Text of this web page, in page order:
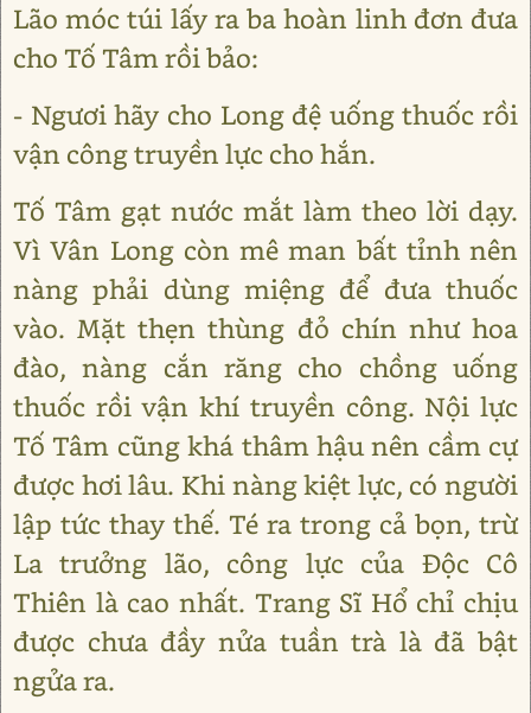
Lão móc túi lấy ra ba hoàn linh đơn đưa
cho Tố Tâm rồi bảo:
- Ngươi hãy cho Long đệ uống thuốc rồi
vận công truyền lực cho hắn.
Tố Tâm gạt nước mắt làm theo lời dạy.
Vì Vân Long còn mê man bất tỉnh nên
nàng phải dùng miệng để đưa thuốc
vào. Mặt thẹn thùng đỏ chín như hoa
đào, nàng cắn răng cho chồng uống
thuốc rồi vận khí truyền công. Nội lực
Tố Tâm cũng khá thâm hậu nên cầm cự
được hơi lâu. Khi nàng kiệt lực, có người
lập tức thay thế. Té ra trong cả bọn, trừ
La trưởng lão, công lực của Độc Cô
Thiên là cao nhất. Trang Sĩ Hổ chỉ chịu
được chưa đầy nửa tuần trà là đã bật
ngửa ra.